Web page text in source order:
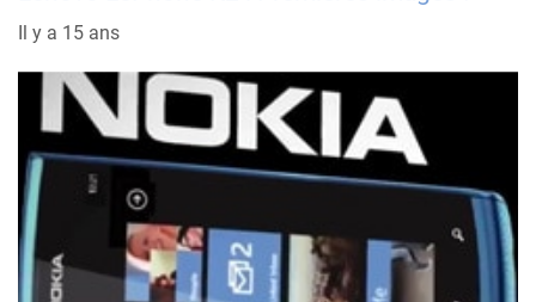
Il y a 15 ans